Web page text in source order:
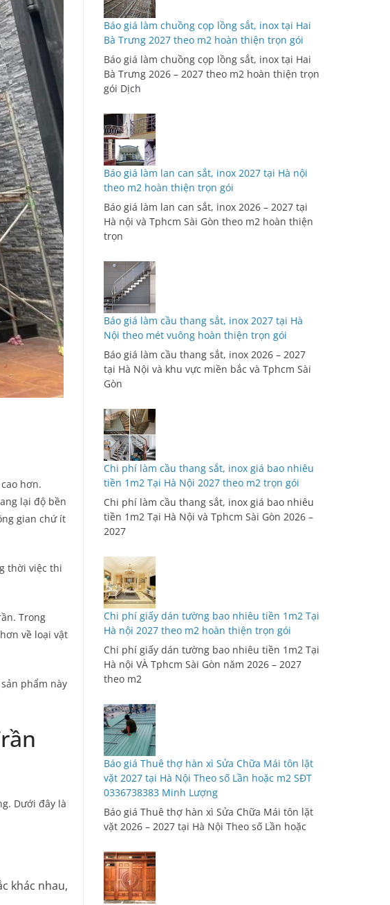
hơn.
lại độ bền
gian chứ ít
thời việc thi
Trong
về loại vật
phẩm này
Dưới đây là
khác nhau,
Báo giá làm chuồng cọp lồng sắt, inox tại Hai
Bà Trưng 2027 theo m2 hoàn thiện trọn gói
Báo giá làm chuồng cọp lồng sắt, inox tại Hai
Bà Trưng 2026 – 2027 theo m2 hoàn thiện trọn
gói Dịch
Báo giá làm lan can sắt, inox 2027 tại Hà nội
theo m2 hoàn thiện trọn gói
Báo giá làm lan can sắt, inox 2026 – 2027 tại
Hà nội và Tphcm Sài Gòn theo m2 hoàn thiện
trọn
Báo giá làm cầu thang sắt, inox 2027 tại Hà
Nội theo mét vuông hoàn thiện trọn gói
Báo giá làm cầu thang sắt, inox 2026 – 2027
tại Hà Nội và khu vực miền bắc và Tphcm Sài
Gòn
Chi phí làm cầu thang sắt, inox giá bao nhiêu
tiền 1m2 Tại Hà Nội 2027 theo m2 trọn gói
Chi phí làm cầu thang sắt, inox giá bao nhiêu
tiền 1m2 Tại Hà Nội và Tphcm Sài Gòn 2026 –
2027
Chi phí giấy dán tường bao nhiêu tiền 1m2 Tại
Hà nội 2027 theo m2 hoàn thiện trọn gói
Chi phí giấy dán tường bao nhiêu tiền 1m2 Tại
Hà nội VÀ Tphcm Sài Gòn năm 2026 – 2027
theo m2
Báo giá Thuê thợ hàn xì Sửa Chữa Mái tôn lặt
vặt 2027 tại Hà Nội Theo số Lần hoặc m2 SĐT
0336738383 Minh Lượng
Báo giá Thuê thợ hàn xì Sửa Chữa Mái tôn lặt
vặt 2026 – 2027 tại Hà Nội Theo số Lần hoặc